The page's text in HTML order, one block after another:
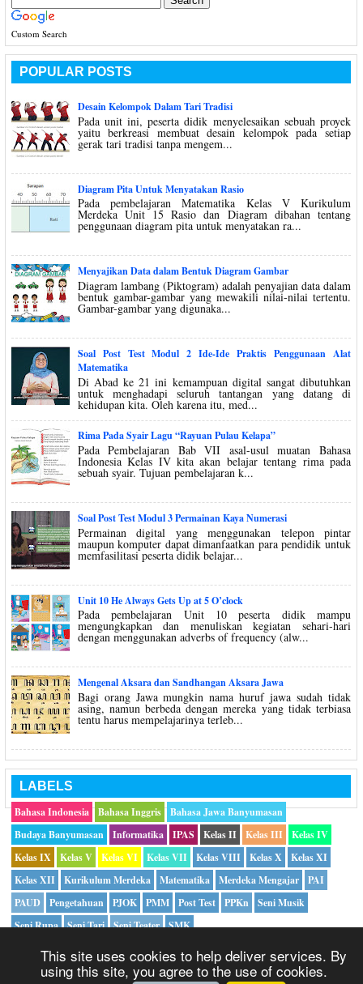
Custom Search
POPULAR POSTS
Desain Kelompok Dalam Tari Tradisi
Pada unit ini, peserta didik menyelesaikan sebuah proyek
yaitu berkreasi membuat desain kelompok pada setiap
gerak tari tradisi tanpa mengem...
Diagram Pita Untuk Menyatakan Rasio
Pada pembelajaran Matematika Kelas V Kurikulum
Merdeka Unit 15 Rasio dan Diagram dibahan tentang
penggunaan diagram pita untuk menyatakan ra...
Menyajikan Data dalam Bentuk Diagram Gambar
Diagram lambang (Piktogram) adalah penyajian data dalam
bentuk gambar-gambar yang mewakili nilai-nilai tertentu.
Gambar-gambar yang digunaka...
Soal Post Test Modul 2 Ide-Ide Praktis Penggunaan Alat
Matematika
Di Abad ke 21 ini kemampuan digital sangat dibutuhkan
untuk menghadapi seluruh tantangan yang datang di
kehidupan kita. Oleh karena itu, med...
Rima Pada Syair Lagu “Rayuan Pulau Kelapa”
Pada Pembelajaran Bab VII asal-usul muatan Bahasa
Indonesia Kelas IV kita akan belajar tentang rima pada
sebuah syair. Tujuan pembelajaran k...
Soal Post Test Modul 3 Permainan Kaya Numerasi
Permainan digital yang menggunakan telepon pintar
maupun komputer dapat dimanfaatkan para pendidik untuk
memfasilitasi peserta didik belajar...
Unit 10 He Always Gets Up at 5 O’clock
Pada pembelajaran Unit 10 peserta didik mampu
mengungkapkan dan menuliskan kegiatan sehari-hari
dengan menggunakan adverbs of frequency (alw...
Mengenal Aksara dan Sandhangan Aksara Jawa
Bagi orang Jawa mungkin nama huruf jawa sudah tidak
asing, namun berbeda dengan mereka yang tidak terbiasa
tentu harus mempelajarinya terleb...
LABELS
Bahasa Indonesia
Bahasa Inggris
Bahasa Jawa Banyumasan
Budaya Banyumasan
Informatika IPAS Kelas II Kelas III
Kelas IV
Kelas IX
Kelas V Kelas VI Kelas VII Kelas VIII Kelas X
Kelas XI
Kelas XII
Kurikulum Merdeka Matematika Merdeka Mengajar
PAI
PAUD
Pengetahuan PJOK PMM Post Test PPKn
Seni Musik
Seni Rupa
Seni Tari Seni Teater SMK
2026| Mikirbae.com- All Rights Reserved |Privacy Policy
This site uses cookies to help deliver services. By
using this site, you agree to the use of cookies.